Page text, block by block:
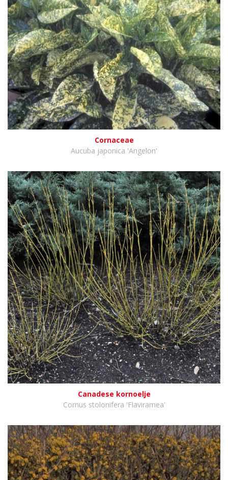
Cornaceae
Aucuba japonica 'Angelon'
Canadese kornoelje
Cornus stolonifera 'Flaviramea'